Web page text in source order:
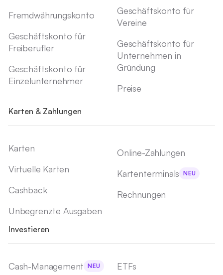
Fremdwährungskonto
Geschäftskonto für
Freiberufler
Geschäftskonto für
Einzelunternehmer
Geschäftskonto für
Vereine
Geschäftskonto für
Unternehmen in
Gründung
Preise
Karten & Zahlungen
Karten
Virtuelle Karten
Cashback
Unbegrenzte Ausgaben
Online-Zahlungen
Kartenterminals
NEU
Rechnungen
Investieren
Cash-Management NEU ETFs